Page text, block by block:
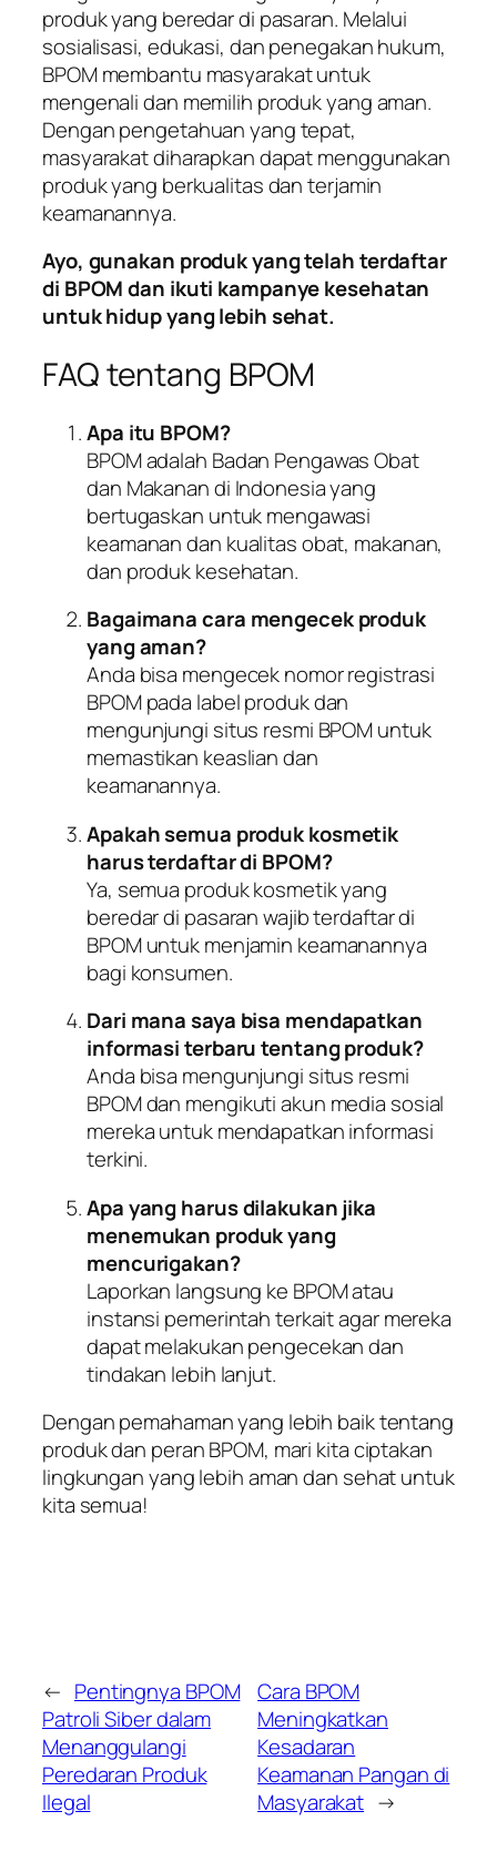
produk yang beredar di pasaran. Melalui
sosialisasi, edukasi, dan penegakan hukum,
BPOM membantu masyarakat untuk
mengenali dan memilih produk yang aman.
Dengan pengetahuan yang tepat,
masyarakat diharapkan dapat menggunakan
produk yang berkualitas dan terjamin
keamanannya.
Ayo, gunakan produk yang telah terdaftar
di BPOM dan ikuti kampanye kesehatan
untuk hidup yang lebih sehat.
FAQ tentang BPOM
Apa itu BPOM?
BPOM adalah Badan Pengawas Obat
dan Makanan di Indonesia yang
bertugaskan untuk mengawasi
keamanan dan kualitas obat, makanan,
dan produk kesehatan.
Bagaimana cara mengecek produk
yang aman?
Anda bisa mengecek nomor registrasi
BPOM pada label produk dan
mengunjungi situs resmi BPOM untuk
memastikan keaslian dan
keamanannya.
Apakah semua produk kosmetik
harus terdaftar di BPOM?
Ya, semua produk kosmetik yang
beredar di pasaran wajib terdaftar di
BPOM untuk menjamin keamanannya
bagi konsumen.
Dari mana saya bisa mendapatkan
informasi terbaru tentang produk?
Anda bisa mengunjungi situs resmi
BPOM dan mengikuti akun media sosial
mereka untuk mendapatkan informasi
terkini.
Apa yang harus dilakukan jika
menemukan produk yang
mencurigakan?
Laporkan langsung ke BPOM atau
instansi pemerintah terkait agar mereka
dapat melakukan pengecekan dan
tindakan lebih lanjut.
Dengan pemahaman yang lebih baik tentang
produk dan peran BPOM, mari kita ciptakan
lingkungan yang lebih aman dan sehat untuk
kita semua!
← Pentingnya BPOM
Patroli Siber dalam
Menanggulangi
Peredaran Produk
Ilegal
Cara BPOM
Meningkatkan
Kesadaran
Keamanan Pangan di
Masyarakat →